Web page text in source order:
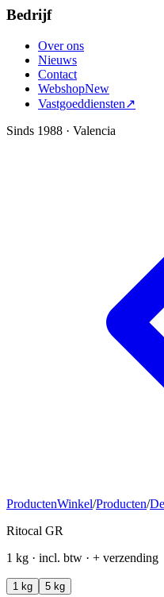
Bedrijf
Over ons
Nieuws
Contact
WebshopNew
Vastgoeddiensten↗
Sinds 1988 · Valencia
ProductenWinkel/Producten/
Ritocal GR
1 kg · incl. btw · + verzending
1 kg 5 kg